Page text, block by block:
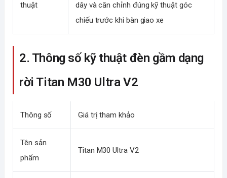
thuật
dây và căn chỉnh đúng kỹ thuật góc
chiếu trước khi bàn giao xe
2. Thông số kỹ thuật đèn gầm dạng
rời Titan M30 Ultra V2
Thông số Giá trị tham khảo
Tên sản
phẩm
Titan M30 Ultra V2